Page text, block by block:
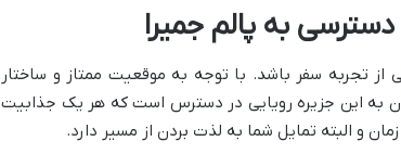
به پالم جمیرا
تجربه سفر باشد. با توجه به موقعیت ممتاز و ساختار
به این جزیره رویایی در دسترس است که هر یک جذابیت
و البته تمایل شما به لذت بردن از مسیر دارد.